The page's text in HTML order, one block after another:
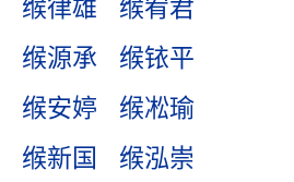
缑律雄
缑宥君
缑源承
缑铱平
缑安婷
缑凇瑜
缑新国
缑泓崇